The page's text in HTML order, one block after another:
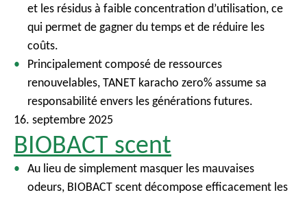
et les résidus à faible concentration d’utilisation, ce
qui permet de gagner du temps et de réduire les
coûts.
Principalement composé de ressources
renouvelables, TANET karacho zero% assume sa
responsabilité envers les générations futures.
16. septembre 2025
BIOBACT scent
Au lieu de simplement masquer les mauvaises
odeurs, BIOBACT scent décompose efficacement les